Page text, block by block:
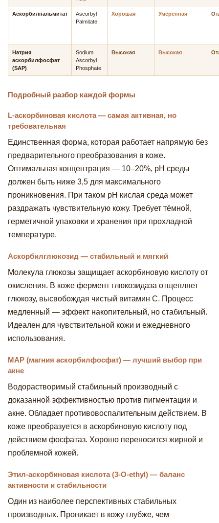
Аскорбилпальмитат
Ascorbyl
Palmitate
Хорошая Умеренная
Натрия
аскорбилфосфат
(SAP)
Sodium
Ascorbyl
Phosphate
Высокая Высокая
Подробный разбор каждой формы
L-аскорбиновая кислота — самая активная, но
требовательная
Единственная форма, которая работает напрямую без
предварительного преобразования в коже.
Оптимальная концентрация — 10–20%, pH среды
должен быть ниже 3,5 для максимального
проникновения. При таком pH кислая среда может
раздражать чувствительную кожу. Требует тёмной,
герметичной упаковки и хранения при прохладной
температуре.
Аскорбилглюкозид — стабильный и мягкий
Молекула глюкозы защищает аскорбиновую кислоту от
окисления. В коже фермент глюкозидаза отщепляет
глюкозу, высвобождая чистый витамин С. Процесс
медленный — эффект накопительный, но стабильный.
Идеален для чувствительной кожи и ежедневного
использования.
MAP (магния аскорбилфосфат) — лучший выбор при
акне
Водорастворимый стабильный производный с
доказанной эффективностью против пигментации и
акне. Обладает противовоспалительным действием. В
коже преобразуется в аскорбиновую кислоту под
действием фосфатаз. Хорошо переносится жирной и
проблемной кожей.
Этил-аскорбиновая кислота (3-O-ethyl) — баланс
активности и стабильности
Один из наиболее перспективных стабильных
производных. Проникает в кожу глубже, чем